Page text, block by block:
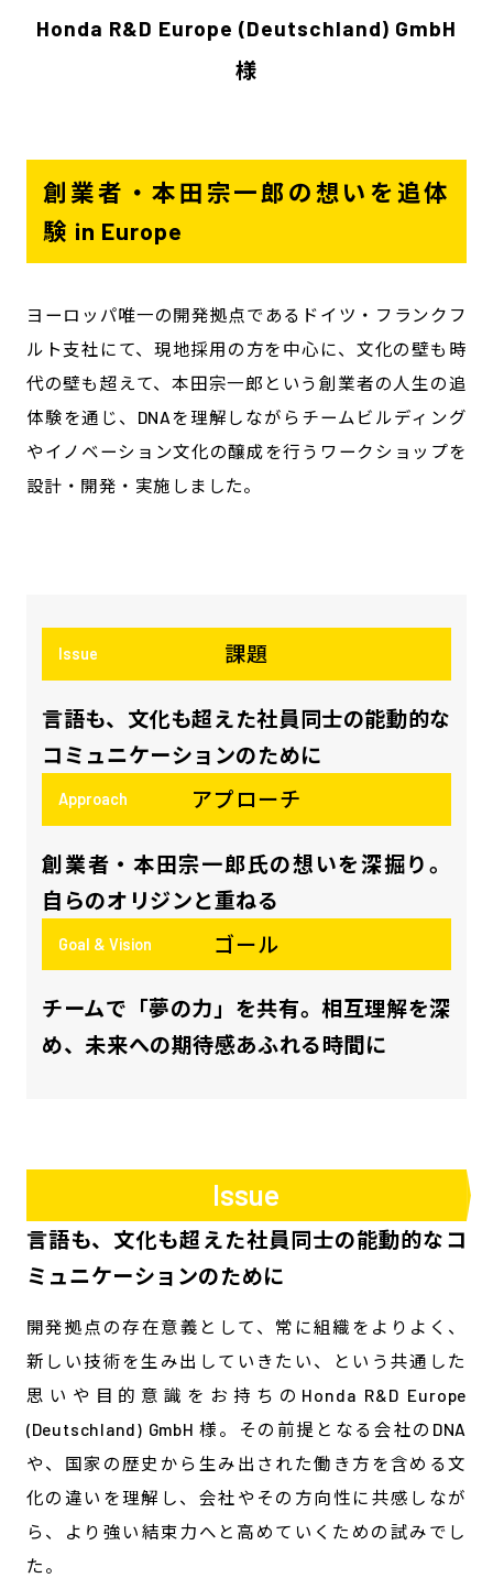
Honda R&D Europe (Deutschland) GmbH
様
創業者・本田宗一郎の想いを追体
験 in Europe
ヨーロッパ唯一の開発拠点であるドイツ・フランクフ
ルト支社にて、現地採用の方を中心に、文化の壁も時
代の壁も超えて、本田宗一郎という創業者の人生の追
体験を通じ、DNAを理解しながらチームビルディング
やイノベーション文化の醸成を行うワークショップを
設計・開発・実施しました。
Issue 課題
言語も、文化も超えた社員同士の能動的な
コミュニケーションのために
Approach アプローチ
創業者・本田宗一郎氏の想いを深掘り。
自らのオリジンと重ねる
Goal & Vision ゴール
チームで「夢の力」を共有。相互理解を深
め、未来への期待感あふれる時間に
Issue
言語も、文化も超えた社員同士の能動的なコ
ミュニケーションのために
開発拠点の存在意義として、常に組織をよりよく、
新しい技術を生み出していきたい、という共通した
思いや目的意識をお持ちのHonda R&D Europe
(Deutschland) GmbH 様。その前提となる会社のDNA
や、国家の歴史から生み出された働き方を含める文
化の違いを理解し、会社やその方向性に共感しなが
ら、より強い結束力へと高めていくための試みでし
た。